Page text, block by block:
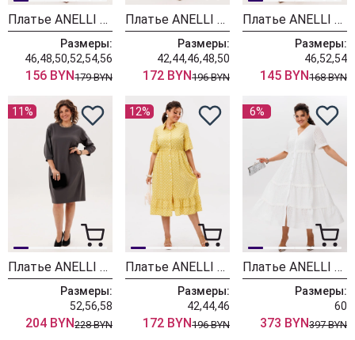
Платье ANELLI LAUREL 1773 незабудка
Размеры:
46,48,50,52,54,56
156 BYN179 BYN
Платье ANELLI LAUREL 1823 медовый нектар
Размеры:
42,44,46,48,50
172 BYN196 BYN
Платье ANELLI LAUREL 1836 дымчатая роза
Размеры:
46,52,54
145 BYN168 BYN
11%
Платье ANELLI LAUREL 061 маренго
Размеры:
52,56,58
204 BYN228 BYN
12%
Платье ANELLI LAUREL 1555 солнечное
Размеры:
42,44,46
172 BYN196 BYN
6%
Платье ANELLI LAUREL 1610 спящая красавица
Размеры:
60
373 BYN397 BYN